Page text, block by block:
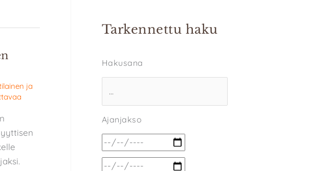
ja
Tarkennettu haku
Hakusana
Ajanjakso